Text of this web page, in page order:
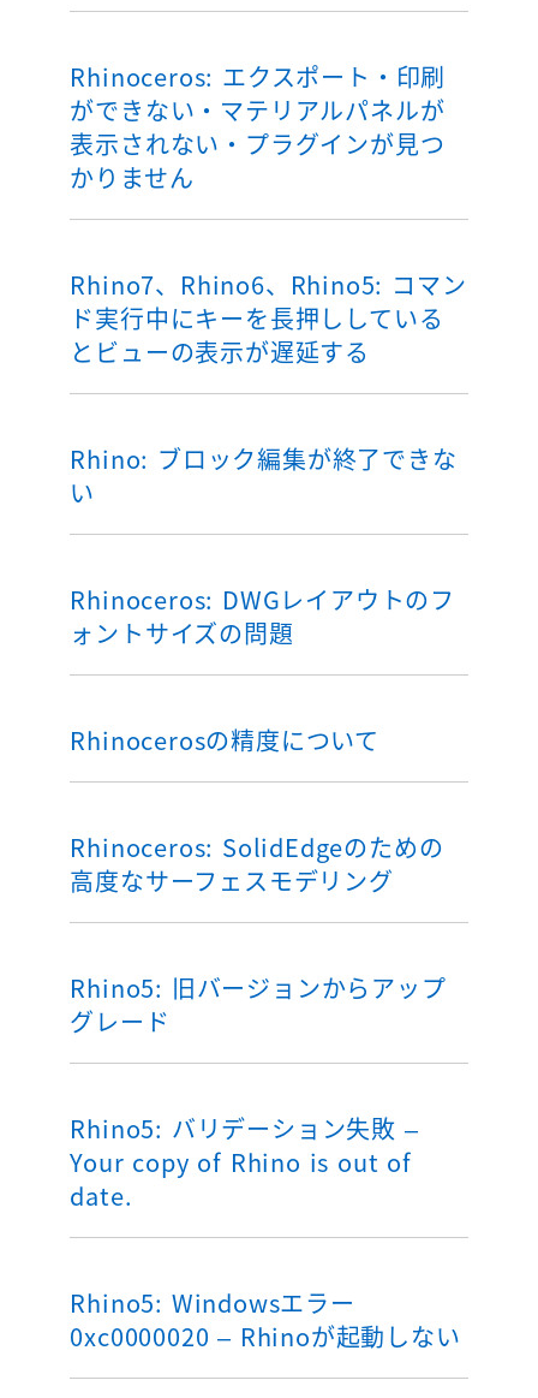
Rhinoceros: エクスポート・印刷
ができない・マテリアルパネルが
表示されない・プラグインが見つ
かりません
Rhino7、Rhino6、Rhino5: コマン
ド実行中にキーを長押ししている
とビューの表示が遅延する
Rhino: ブロック編集が終了できな
い
Rhinoceros: DWGレイアウトのフ
ォントサイズの問題
Rhinocerosの精度について
Rhinoceros: SolidEdgeのための
高度なサーフェスモデリング
Rhino5: 旧バージョンからアップ
グレード
Rhino5: バリデーション失敗 –
Your copy of Rhino is out of
date.
Rhino5: Windowsエラー
0xc0000020 – Rhinoが起動しない